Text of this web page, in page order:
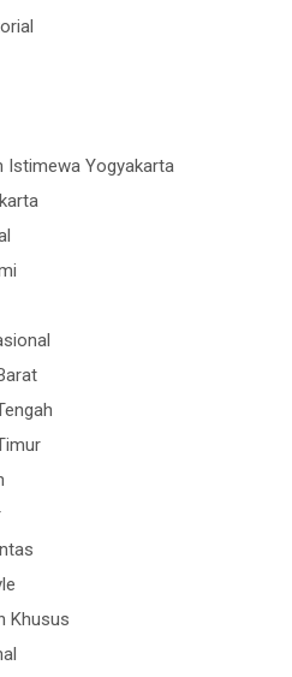
Istimewa Yogyakarta
Khusus